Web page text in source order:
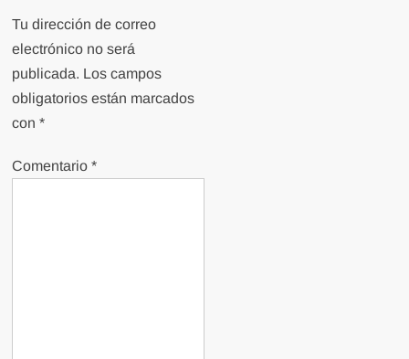
Tu dirección de correo
electrónico no será
publicada. Los campos
obligatorios están marcados
con*
Comentario*